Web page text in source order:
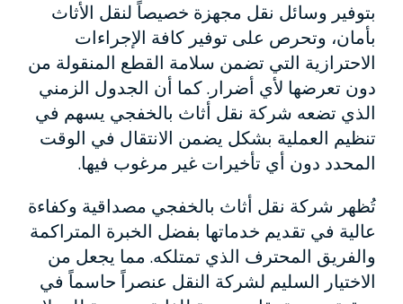
بتوفير وسائل نقل مجهزة خصيصاً لنقل الأثاث
بأمان، وتحرص على توفير كافة الإجراءات
الاحترازية التي تضمن سلامة القطع المنقولة من
دون تعرضها لأي أضرار. كما أن الجدول الزمني
الذي تضعه شركة نقل أثاث بالخفجي يسهم في
تنظيم العملية بشكل يضمن الانتقال في الوقت
المحدد دون أي تأخيرات غير مرغوب فيها.
تُظهر شركة نقل أثاث بالخفجي مصداقية وكفاءة
عالية في تقديم خدماتها بفضل الخبرة المتراكمة
والفريق المحترف الذي تمتلكه. مما يجعل من
الاختيار السليم لشركة النقل عنصراً حاسماً في